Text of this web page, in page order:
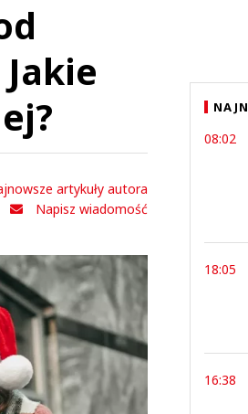
artykuły autora
Napisz wiadomość
08:02
18:05
16:38